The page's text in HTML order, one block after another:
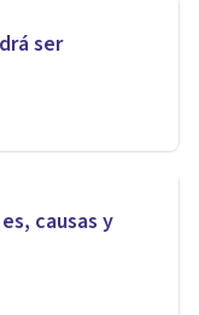
ser
causas y
la